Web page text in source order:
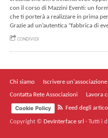
con il corso di Mazzini Eventi: un
che ti porterà a realizzare in prima
Grazie ad un’autentica “fabbrica di
CONDIVIDI
Chi siamo Iscrivere un'associazione
Contatta Rete Associazioni
Lavora
Cookie Policy
Feed degli
Copyright © DevInterface srl · Tutti i